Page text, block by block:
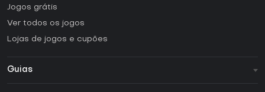
Jogos grátis
Ver todos os jogos
Lojas de jogos e cupões
Guias